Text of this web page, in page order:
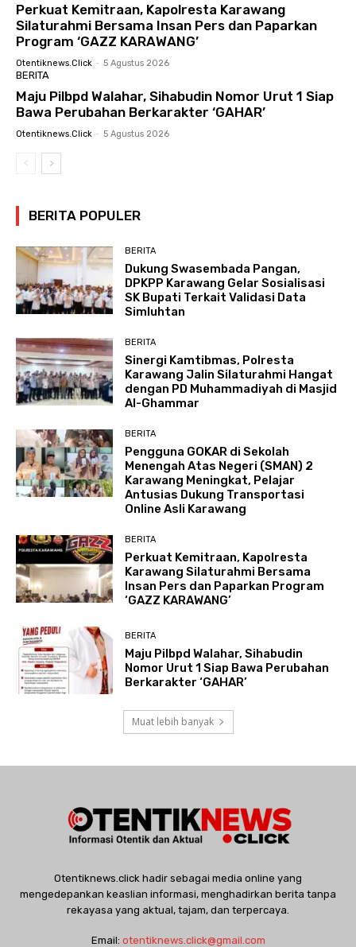
Perkuat Kemitraan, Kapolresta Karawang
Silaturahmi Bersama Insan Pers dan Paparkan
Program ‘GAZZ KARAWANG’
Otentiknews.click - 5 Agustus 2026
BERITA
Maju Pilbpd Walahar, Sihabudin Nomor Urut 1 Siap
Bawa Perubahan Berkarakter ‘GAHAR’
Otentiknews.click - 5 Agustus 2026
BERITA POPULER
BERITA
Dukung Swasembada Pangan,
DPKPP Karawang Gelar Sosialisasi
SK Bupati Terkait Validasi Data
Simluhtan
BERITA
Sinergi Kamtibmas, Polresta
Karawang Jalin Silaturahmi Hangat
dengan PD Muhammadiyah di Masjid
Al-Ghammar
BERITA
Pengguna GOKAR di Sekolah
Menengah Atas Negeri (SMAN) 2
Karawang Meningkat, Pelajar
Antusias Dukung Transportasi
Online Asli Karawang
BERITA
Perkuat Kemitraan, Kapolresta
Karawang Silaturahmi Bersama
Insan Pers dan Paparkan Program
‘GAZZ KARAWANG’
BERITA
Maju Pilbpd Walahar, Sihabudin
Nomor Urut 1 Siap Bawa Perubahan
Berkarakter ‘GAHAR’
Muat lebih banyak
Otentiknews.click hadir sebagai media online yang
mengedepankan keaslian informasi, menghadirkan berita tanpa
rekayasa yang aktual, tajam, dan terpercaya.
Email: otentiknews.click@gmail.com